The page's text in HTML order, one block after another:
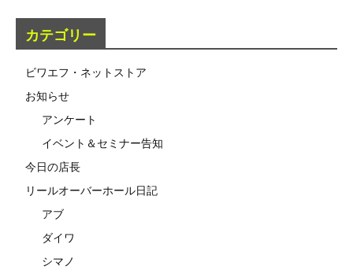
カテゴリー
ビワエフ・ネットストア
お知らせ
アンケート
イベント＆セミナー告知
今日の店長
リールオーバーホール日記
アブ
ダイワ
シマノ